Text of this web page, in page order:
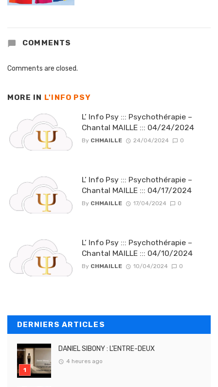
COMMENTS
Comments are closed.
MORE IN L'INFO PSY
L’ Info Psy ::: Psychothérapie –
Chantal MAILLE ::: 04/24/2024
By CHMAILLE 24/04/2024 0
L’ Info Psy ::: Psychothérapie –
Chantal MAILLE ::: 04/17/2024
By CHMAILLE 17/04/2024 0
L’ Info Psy ::: Psychothérapie –
Chantal MAILLE ::: 04/10/2024
By CHMAILLE 10/04/2024 0
DERNIERS ARTICLES
DANIEL SIBONY : L’ENTRE-DEUX
4 heures ago